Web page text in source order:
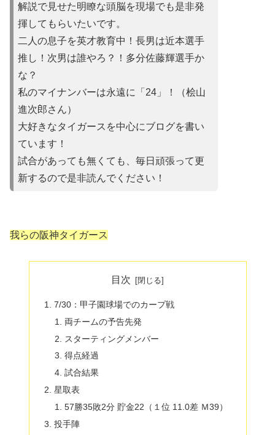
解説で見せた明瞭な頭脳を現場でも是非発
揮してもらいたいです。
二人の息子を英才教育中！長男は近本選手
推し！次男は誰やろ？！多分佐藤輝選手か
な？
私のマイナンバーは永遠に「24」！（桧山
進次郎さん）
大好きなタイガースを中心にブログを書い
ています！
試合があって も無くても、毎日頑張って更
新するので是非読んでください！
我らの阪神タイガース
目次
7/30：甲子園球場でのカープ戦
両チームの予告先発
スターティングメンバー
得点経過
試合結果
星取表
57勝35敗2分 貯金22（１位 11.0差 Ｍ39）
投手陣